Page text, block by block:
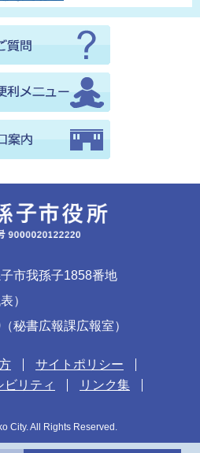
市我孫子1858番地
）
秘書広報課広報室）
サイトポリシー
ビリティ
リンク集
City. All Rights Reserved.